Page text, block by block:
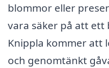
blommor eller
vara säker på att ett
Knippla kommer att
och genomtänkt